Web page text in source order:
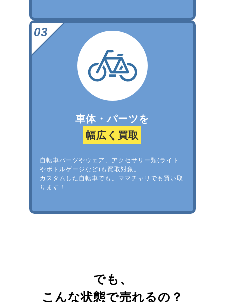
車体・パーツを
幅広く買取
自転車パーツやウェア、アクセサリー類(ライト
やボトルゲージなど)も買取対象。
カスタムした自転車でも、ママチャリでも買い取
ります！
でも、
こんな状態で売れるの？